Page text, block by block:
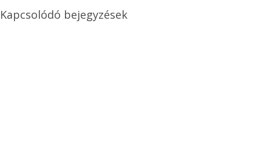
Kapcsolódó bejegyzések